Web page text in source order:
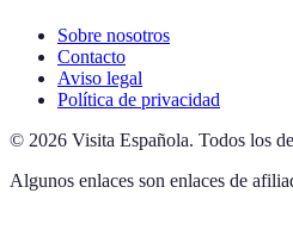
Sobre nosotros
Contacto
Aviso legal
Política de privacidad
© 2026 Visita Española. Todos los
Algunos enlaces son enlaces de